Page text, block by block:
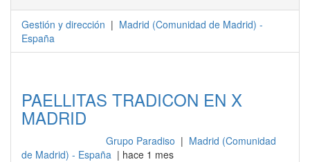
Gestión y dirección | Madrid (Comunidad de Madrid) -
España
PAELLITAS TRADICON EN X
MADRID
Grupo Paradiso | Madrid (Comunidad
de Madrid) - España | hace 1 mes